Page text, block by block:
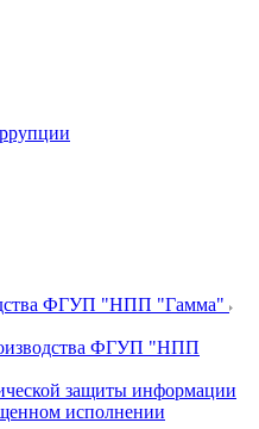
ФГУП "НПП "Гамма"
ФГУП "НПП
защиты информации
исполнении